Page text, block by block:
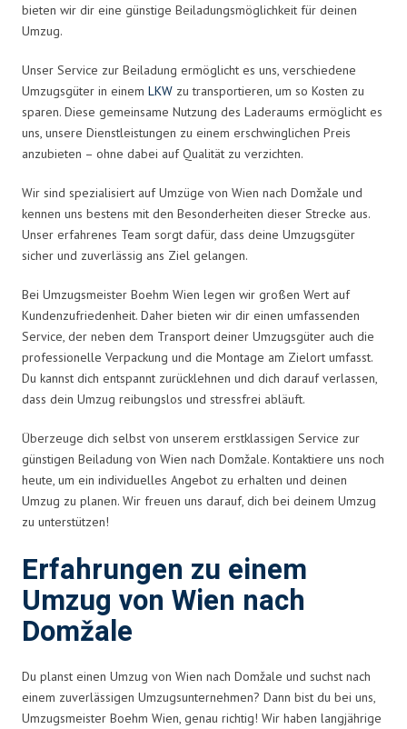
bieten wir dir eine günstige Beiladungsmöglichkeit für deinen
Umzug.
Unser Service zur Beiladung ermöglicht es uns, verschiedene
Umzugsgüter in einem LKW zu transportieren, um so Kosten zu
sparen. Diese gemeinsame Nutzung des Laderaums ermöglicht es
uns, unsere Dienstleistungen zu einem erschwinglichen Preis
anzubieten – ohne dabei auf Qualität zu verzichten.
Wir sind spezialisiert auf Umzüge von Wien nach Domžale und
kennen uns bestens mit den Besonderheiten dieser Strecke aus.
Unser erfahrenes Team sorgt dafür, dass deine Umzugsgüter
sicher und zuverlässig ans Ziel gelangen.
Bei Umzugsmeister Boehm Wien legen wir großen Wert auf
Kundenzufriedenheit. Daher bieten wir dir einen umfassenden
Service, der neben dem Transport deiner Umzugsgüter auch die
professionelle Verpackung und die Montage am Zielort umfasst.
Du kannst dich entspannt zurücklehnen und dich darauf verlassen,
dass dein Umzug reibungslos und stressfrei abläuft.
Überzeuge dich selbst von unserem erstklassigen Service zur
günstigen Beiladung von Wien nach Domžale. Kontaktiere uns noch
heute, um ein individuelles Angebot zu erhalten und deinen
Umzug zu planen. Wir freuen uns darauf, dich bei deinem Umzug
zu unterstützen!
Erfahrungen zu einem
Umzug von Wien nach
Domžale
Du planst einen Umzug von Wien nach Domžale und suchst nach
einem zuverlässigen Umzugsunternehmen? Dann bist du bei uns,
Umzugsmeister Boehm Wien, genau richtig! Wir haben langjährige